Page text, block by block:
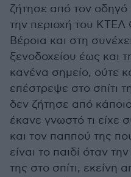
ζήτησε από τον
την περιοχή του ΚΤΕΛ
Βέροια και στη
ξενοδοχείου έως και
κανένα σημείο, ούτε
επέστρεψε στο σπίτι
δεν ζήτησε από
έκανε γνωστό τι είχε
και τον παππού της
είναι το παιδί όταν
της στο σπίτι, εκείνη